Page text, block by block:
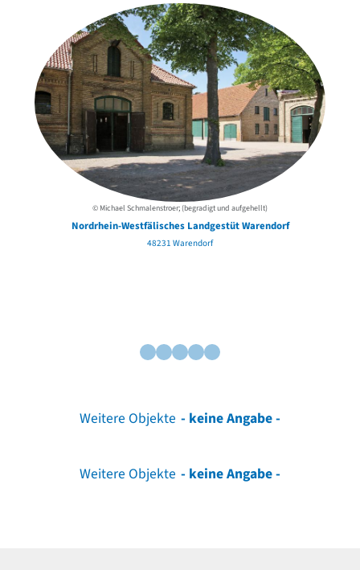
© Michael Schmalenstroer; (begradigt und aufgehellt)
Nordrhein-Westfälisches Landgestüt Warendorf
48231 Warendorf
Weitere Objekte - keine Angabe -
Weitere Objekte - keine Angabe -